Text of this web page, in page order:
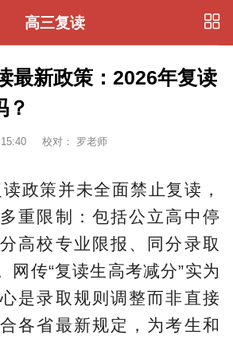
高三复读
最新政策：2026年复读
？
校对： 罗老师
政策并未全面禁止复读，
重限制：包括公立高中停
高校专业限报、同分录取
网传“复读生高考减分”实为
是录取规则调整而非直接
各省最新规定，为考生和